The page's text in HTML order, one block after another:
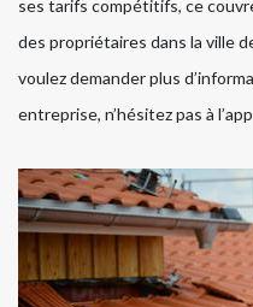
ses tarifs compétitifs, ce
des propriétaires dans la ville
voulez demander plus
entreprise, n’hésitez pas à